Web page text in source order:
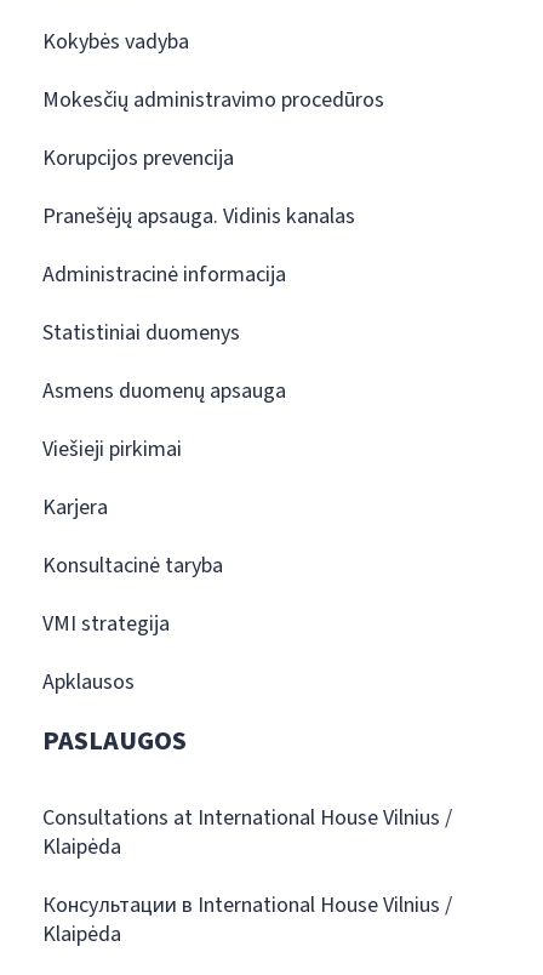
Kokybės vadyba
Mokesčių administravimo procedūros
Korupcijos prevencija
Pranešėjų apsauga. Vidinis kanalas
Administracinė informacija
Statistiniai duomenys
Asmens duomenų apsauga
Viešieji pirkimai
Karjera
Konsultacinė taryba
VMI strategija
Apklausos
PASLAUGOS
Consultations at International House Vilnius /
Klaipėda
Консультации в International House Vilnius /
Klaipėda